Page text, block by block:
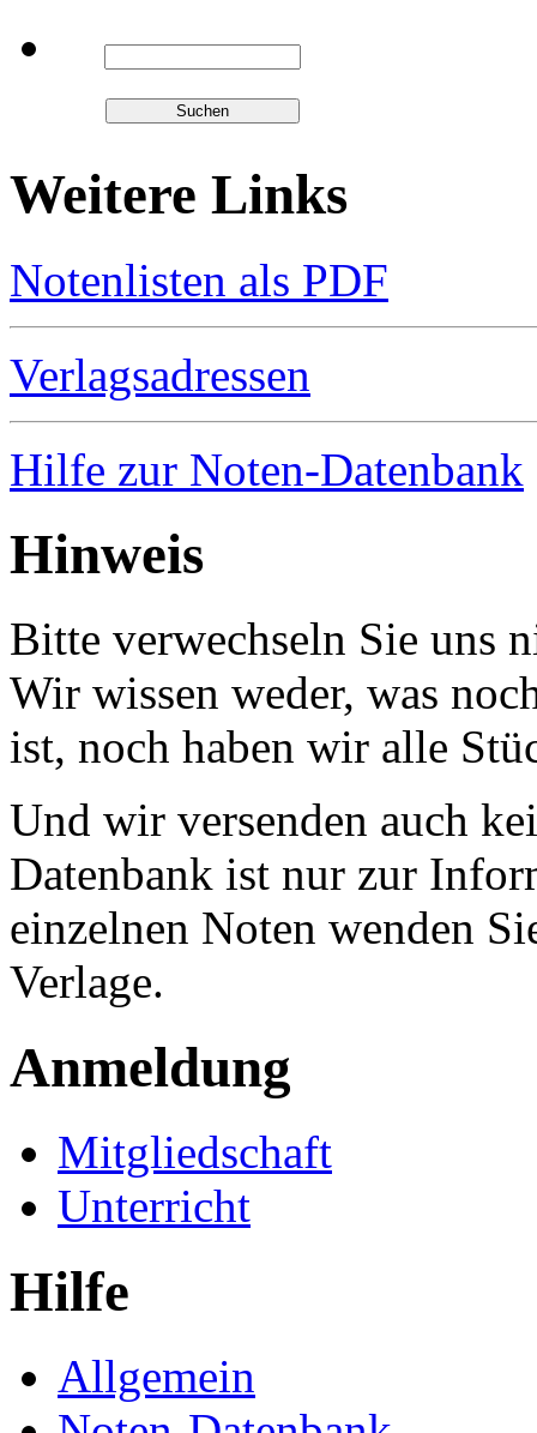
Weitere Links
Notenlisten als PDF
Verlagsadressen
Hilfe zur Noten-Datenbank
Hinweis
Bitte verwechseln Sie uns
Wir wissen weder, was
ist, noch haben wir alle
Und wir versenden auch
Datenbank ist nur zur
einzelnen Noten wenden
Verlage.
Anmeldung
Mitgliedschaft
Unterricht
Hilfe
Allgemein